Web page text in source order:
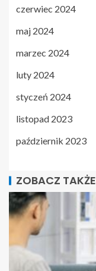
czerwiec 2024
maj 2024
marzec 2024
luty 2024
styczeń 2024
listopad 2023
październik 2023
ZOBACZ TAKŻE